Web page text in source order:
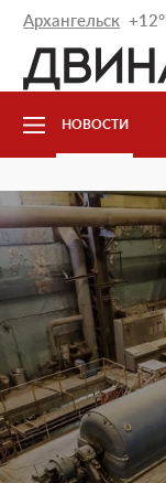
Архангельск +12°
НОВОСТИ